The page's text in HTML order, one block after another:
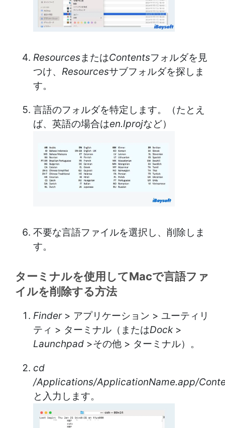
ResourcesまたはContentsフォルダを見
つけ、 Resourcesサブフォルダを探しま
す。
言語のフォルダを特定します。（たとえ
ば、英語の場合はen.lprojなど）
不要な言語ファイルを選択し、削除しま
す。
ターミナルを使用してMacで言語ファ
イルを削除する方法
Finder> アプリケーション > ユーティリ
ティ > ターミナル（またはDock>
Launchpad >その他 > ターミナル）。
cd
/Applications/ApplicationName.app/
と入力します。